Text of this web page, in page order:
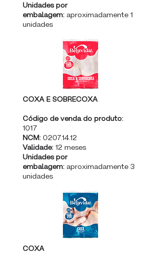
Unidades por
embalagem: aproximadamente 1
unidades
COXA E SOBRECOXA
Código de venda do produto:
1017
NCM: 0207.14.12
Validade: 12 meses
Unidades por
embalagem: aproximadamente 3
unidades
COXA